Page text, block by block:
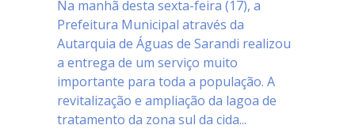
Na manhã desta sexta-feira (17), a
Prefeitura Municipal através da
Autarquia de Águas de Sarandi realizou
a entrega de um serviço muito
importante para toda a população. A
revitalização e ampliação da lagoa de
tratamento da zona sul da cida...